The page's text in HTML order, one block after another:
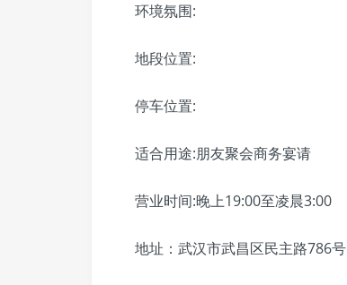
环境氛围:
地段位置:
停车位置:
适合用途:朋友聚会商务宴请
营业时间:晚上19:00至凌晨3:00
地址：武汉市武昌区民主路786号